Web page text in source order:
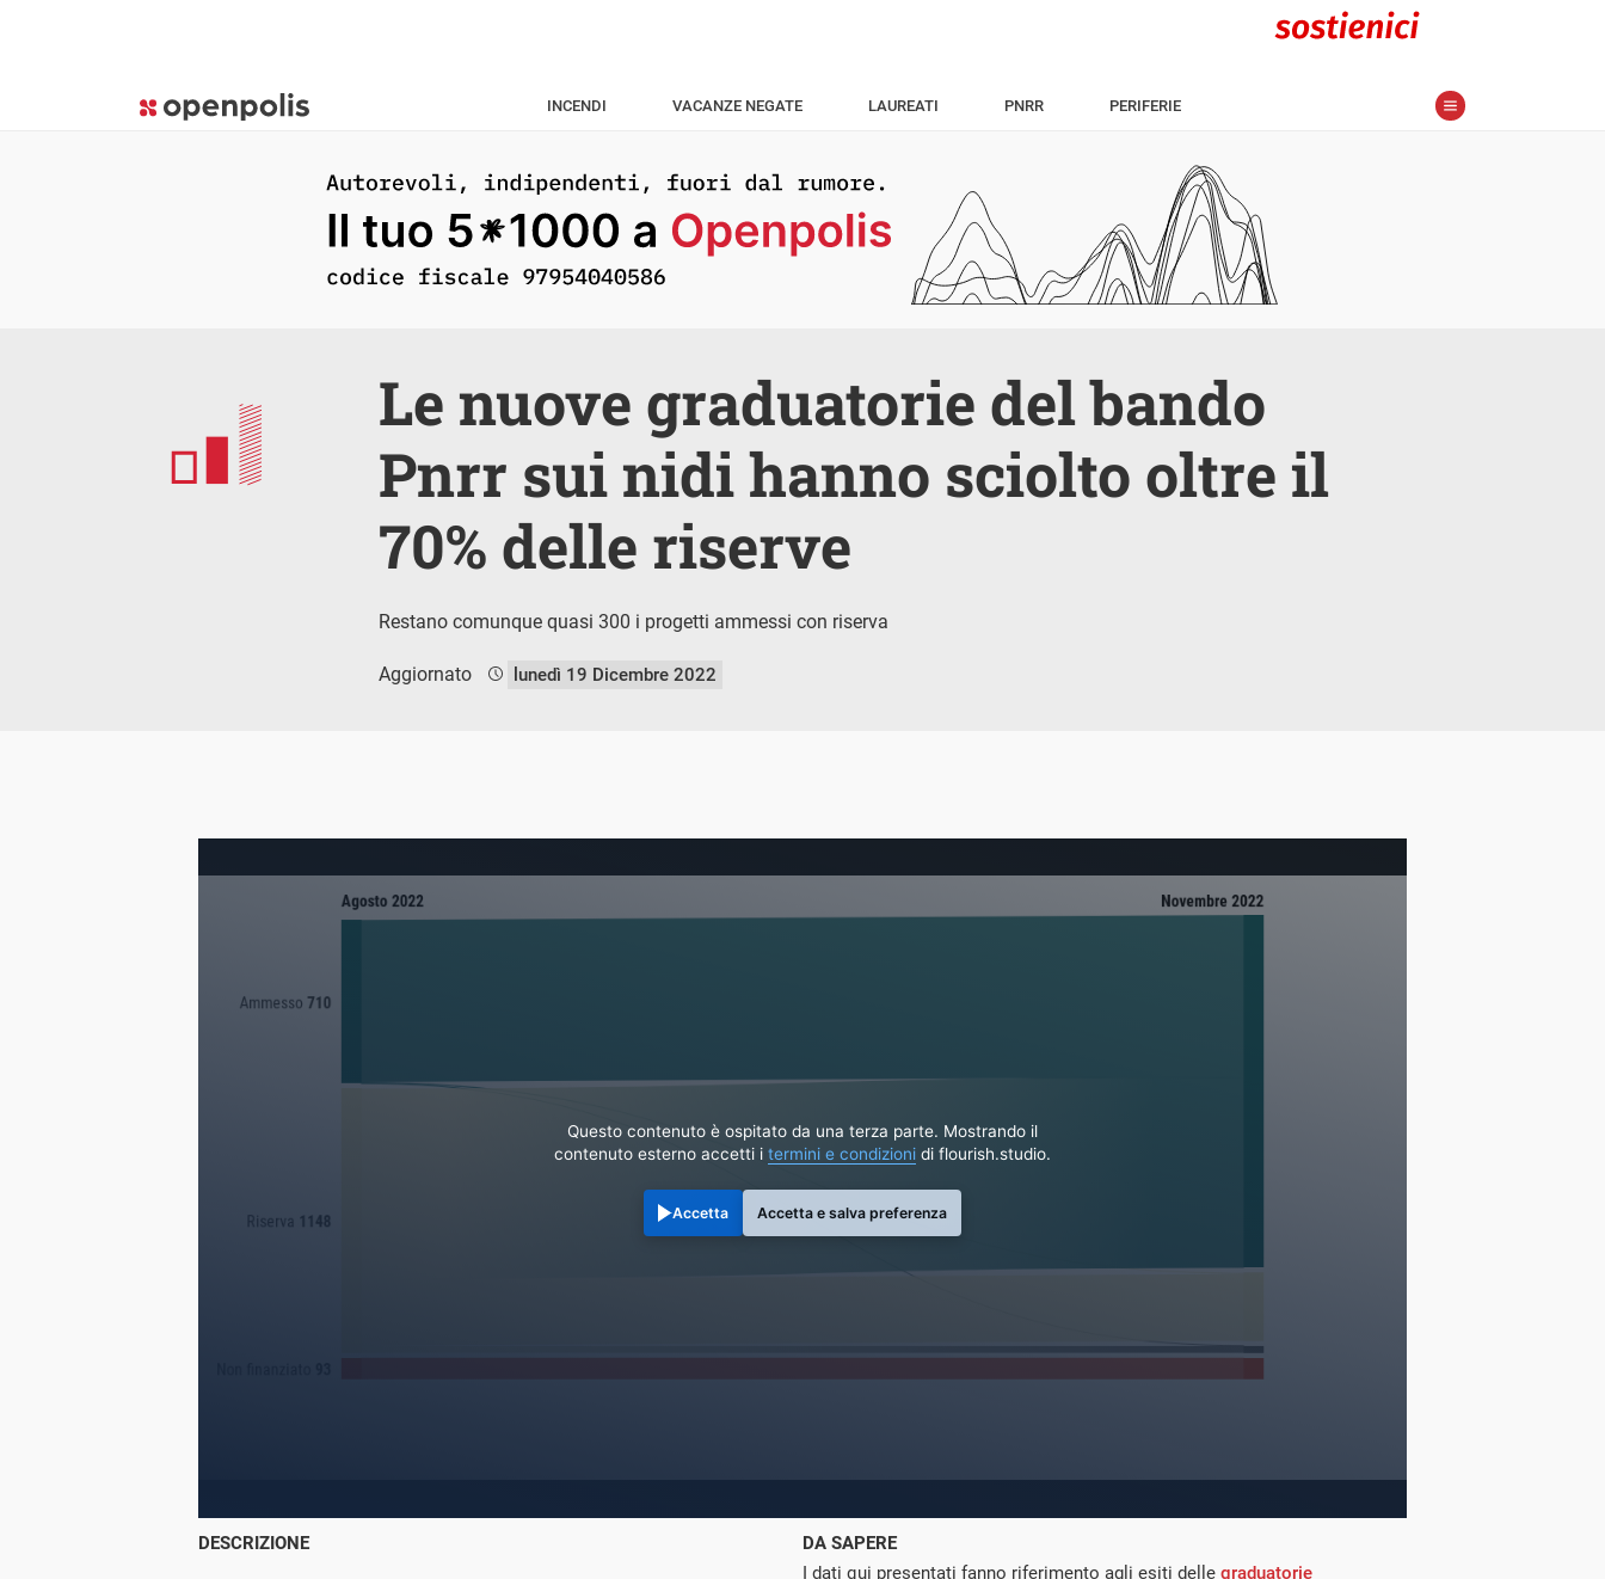
INCENDI VACANZE NEGATE LAUREATI PNRR PERIFERIE
Le nuove graduatorie del bando
Pnrr sui nidi hanno sciolto oltre il
70% delle riserve
Restano comunque quasi 300 i progetti ammessi con riserva
Aggiornato lunedì 19 Dicembre 2022
Questo contenuto è ospitato da una terza parte. Mostrando il
contenuto esterno accetti i termini e condizioni di flourish.studio.
Accetta Accetta e salva preferenza
DESCRIZIONE
DA SAPERE
I dati qui presentati fanno riferimento agli esiti delle graduatorie